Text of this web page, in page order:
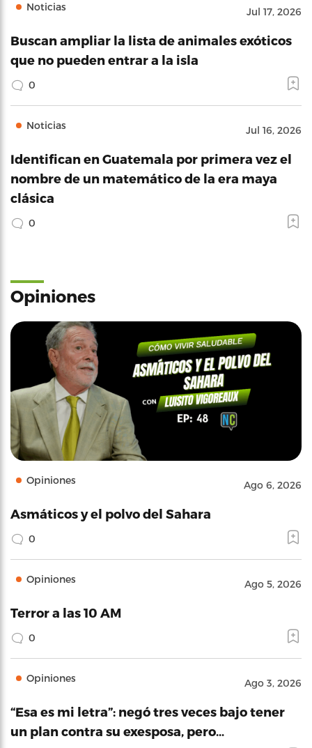
Noticias Jul 17, 2026
Buscan ampliar la lista de animales exóticos
que no pueden entrar a la isla
0
Noticias Jul 16, 2026
Identifican en Guatemala por primera vez el
nombre de un matemático de la era maya
clásica
0
Opiniones
Opiniones Ago 6, 2026
Asmáticos y el polvo del Sahara
0
Opiniones Ago 5, 2026
Terror a las 10 AM
0
Opiniones Ago 3, 2026
“Esa es mi letra”: negó tres veces bajo tener
un plan contra su exesposa, pero…